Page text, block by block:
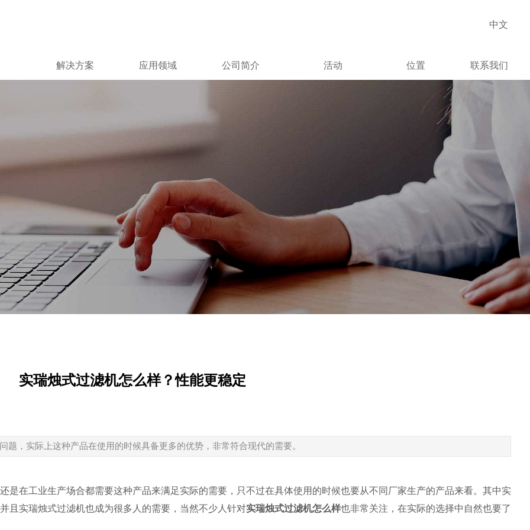
解决方案 应用领域 公司简介 活动 位置 联系我们
中文
实瑞烛式过滤机怎么样？性能更稳定
，实际上这种产品在使用的时候具备更多的优势，非常符合现代的需要。
工业生产场合都需要这种产品来满足实际的需要，只不过在具体使用的时候也要从不同厂家生产的产品来看。其中实
且实瑞烛式过滤机也成为很多人的需要，当然不少人针对实瑞烛式过滤机怎么样也非常关注，在实际的选择中自然也要了